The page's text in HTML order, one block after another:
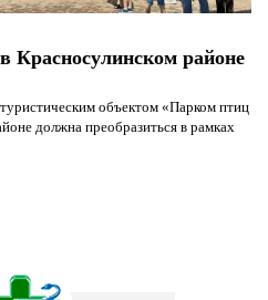
районе
объектом «Парком птиц
должна преобразиться в рамках